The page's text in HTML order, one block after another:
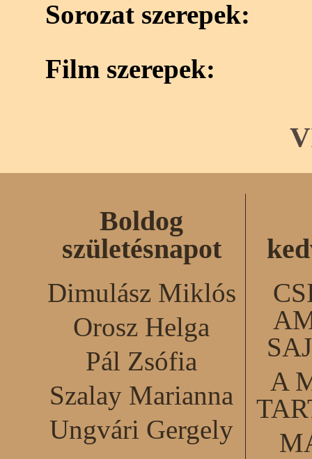
Sorozat szerepek:
Film szerepek:
Boldog
születésnapot
Dimulász Miklós
Orosz Helga
Pál Zsófia
Szalay Marianna
Ungvári Gergely
A